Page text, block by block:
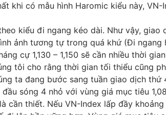
khi có mẫu hình Haromic kiểu này, VN-
kiểu đi ngang kéo dài. Như vậy, giao
ảnh tương tự trong quá khứ (Đi ngang
cự 1,130 – 1,150 sẽ cần nhiều thời
tôi cho rằng thời gian tối thiểu cũng
ta đang bước sang tuần giao dịch thứ
sóng 4 nhỏ với vùng giá mục tiêu
cần thiết. Nếu VN-Index lấp đầy